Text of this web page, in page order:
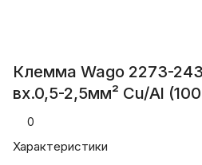
Клемма Wago 2273-
вх.0,5-2,5мм² Cu/Al
0
Характеристики